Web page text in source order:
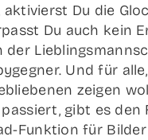
akti­vierst Du die
Du auch kein
der
Und für
zei­gen
gibt es den
Fun­k­­ti­on für